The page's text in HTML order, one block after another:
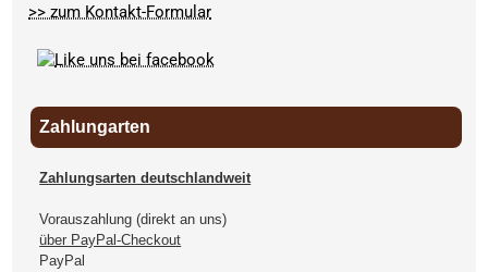
>> zum Kontakt-Formular
Zahlungarten
Zahlungsarten deutschlandweit
Vorauszahlung (direkt an uns)
über PayPal-Checkout
PayPal